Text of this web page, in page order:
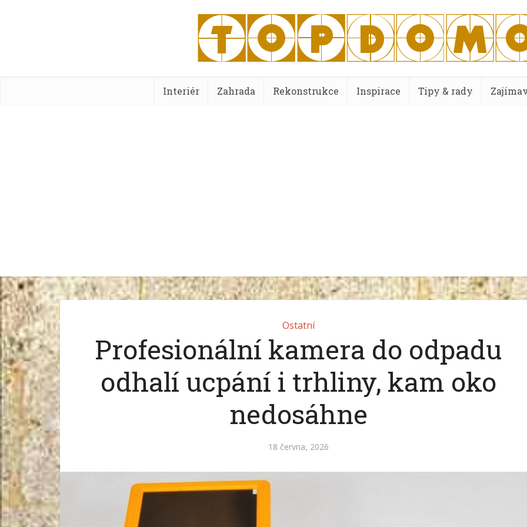
Interiér Zahrada Rekonstrukce Inspirace Tipy & rady
Ostatní
Profesionální kamera do odpadu
odhalí ucpání i trhliny, kam oko
nedosáhne
18 června, 2026